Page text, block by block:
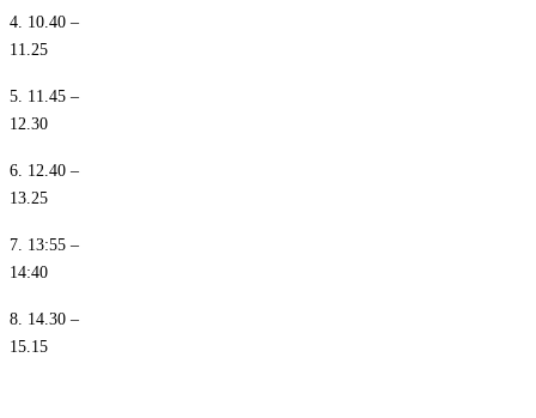
4. 10.40 –
11.25
5. 11.45 –
12.30
6. 12.40 –
13.25
7. 13:55 –
14:40
8. 14.30 –
15.15